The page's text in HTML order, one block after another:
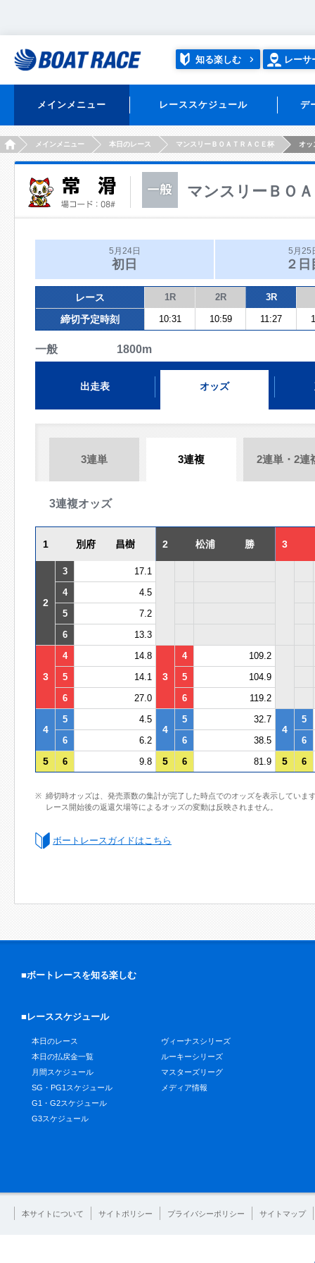
知る楽しむ レーサ
メインメニュー レーススケジュール デ
HOMEメインメニュー 本日のレース マンスリーＢＯＡＴＲＡＣＥ杯 オッ
マンスリーＢＯ
5月24日
初日
5月25
２日
レース 1R 2R 3R
締切予定時刻 10:31 10:59 11:27
一般 1800m
出走表 オッズ
3連単 3連複 2連単・2連
3連複オッズ
1 別府 昌樹 2 松浦 勝 3
2
3
17.1
4
4.5
5
7.2
6
13.3
3
4 14.8
3
4
109.2
5
14.1 5
104.9
6
27.0 6 119.2
4
5 4.5
4
5 32.7
4
5
6
6.2 6 38.5 6
5 6 9.8 5 6 81.9 5 6
締切時オッズは、発売票数の集計が完了した時点でのオッズを表示していま
レース開始後の返還欠場等によるオッズの変動は反映されません。
ボートレースガイドはこちら
■ボートレースを知る楽しむ
■レーススケジュール
本日のレース
本日の払戻金一覧
月間スケジュール
SG・PG1スケジュール
G1・G2スケジュール
G3スケジュール
ヴィーナスシリーズ
ルーキーシリーズ
マスターズリーグ
メディア情報
本サイトについて サイトポリシー プライバシーポリシー サイトマップ